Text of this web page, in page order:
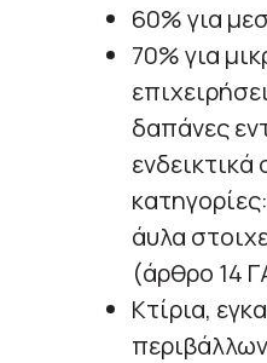
60% για
70% για
δαπάνες
ενδεικτικά
άυλα
(άρθρο 14
Κτίρια,